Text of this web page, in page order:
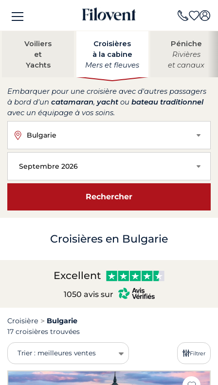
Voiliers
et
Yachts
Croisières
à la cabine
Mers et fleuves
Péniche
Rivières
et canaux
Embarquer pour une croisière avec d'autres passagers
à bord d'un catamaran, yacht ou bateau traditionnel
avec un équipage à vos soins.
Bulgarie
Septembre 2026
Rechercher
Croisières en Bulgarie
Excellent
1050 avis sur
Croisière
Bulgarie
17 croisières trouvées
Trier : meilleures ventes Filtrer